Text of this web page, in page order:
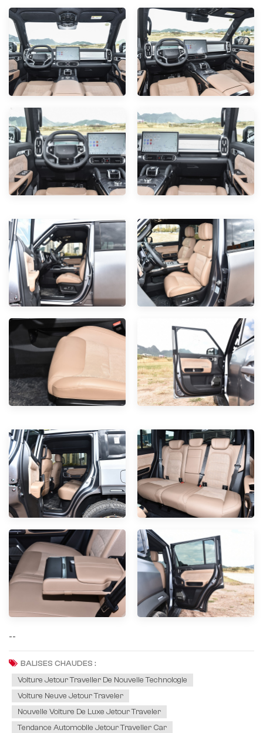
--
BALISES CHAUDES :
Voiture Jetour Traveller De Nouvelle Technologie
Voiture Neuve Jetour Traveler
Nouvelle Voiture De Luxe Jetour Traveler
Tendance Automobile Jetour Traveller Car